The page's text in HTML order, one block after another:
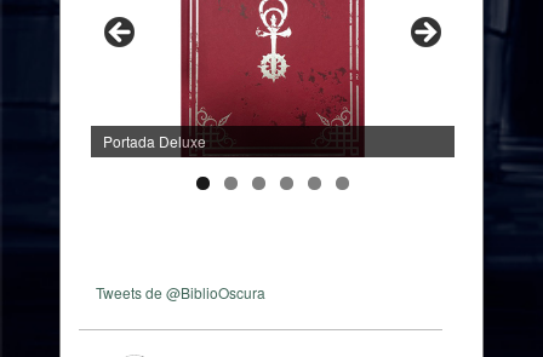
Portada Deluxe
Tweets de @BiblioOscura